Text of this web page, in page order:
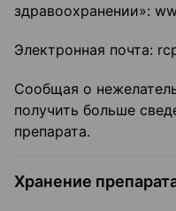
здравоохранении»:
Электронная почта:
Сообщая о
получить больше
препарата.
Хранение